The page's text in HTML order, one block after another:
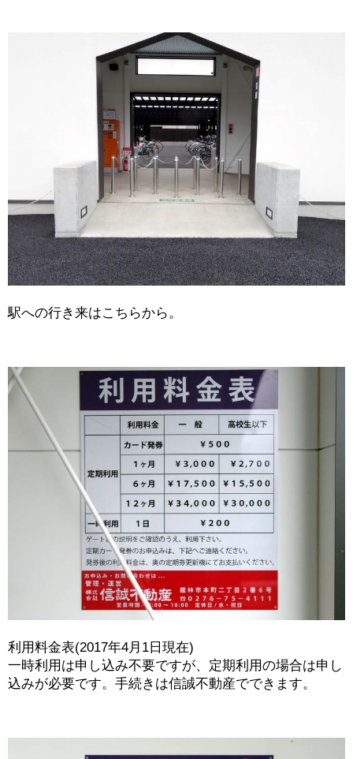
駅への行き来はこちらから。
利用料金表(2017年4月1日現在)
一時利用は申し込み不要ですが、定期利用の場合は申し
込みが必要です。手続きは信誠不動産でできます。